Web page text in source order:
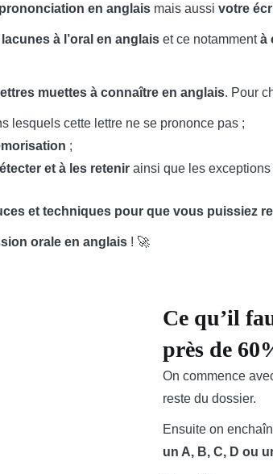
en anglais mais aussi votre
lacunes à l’oral en anglais et ce notammentà
muettes à connaître en anglais. Pour
lesquels cette lettre ne se prononce pas ;
;
et à les retenirainsi que les exceptions
et techniques pour que vous puissiez
orale en anglais ! 🚀
Ce qu’il
près de
On commence
reste du dossier.
Ensuite on
un A, B, C, D ou